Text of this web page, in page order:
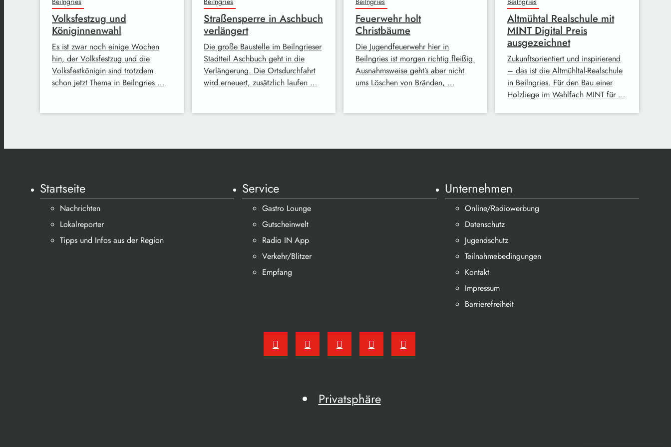
Volksfestzug und
Königinnenwahl
Es ist zwar noch einige Wochen
hin, der Volksfestzug und die
Volksfestkönigin sind trotzdem
schon jetzt Thema in Beilngries …
Straßensperre in Aschbuch
verlängert
Die große Baustelle im Beilngrieser
Stadtteil Aschbuch geht in die
Verlängerung. Die Ortsdurchfahrt
wird erneuert, zusätzlich laufen …
Feuerwehr holt
Christbäume
Die Jugendfeuerwehr hier in
Beilngries ist morgen richtig fleißig.
Ausnahmsweise geht’s aber nicht
ums Löschen von Bränden, …
Altmühtal Realschule mit
MINT Digital Preis
ausgezeichnet
Zukunftsorientiert und inspirierend
– das ist die Altmühltal-Realschule
in Beilngries. Für den Bau einer
Holzliege im Wahlfach MINT für …
Startseite
Nachrichten
Lokalreporter
Tipps und Infos aus der Region
Service
Gastro Lounge
Gutscheinwelt
Radio IN App
Verkehr/Blitzer
Empfang
Unternehmen
Online/Radiowerbung
Datenschutz
Jugendschutz
Teilnahmebedingungen
Kontakt
Impressum
Barrierefreiheit
Privatsphäre